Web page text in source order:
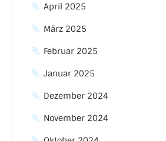
April 2025
März 2025
Februar 2025
Januar 2025
Dezember 2024
November 2024